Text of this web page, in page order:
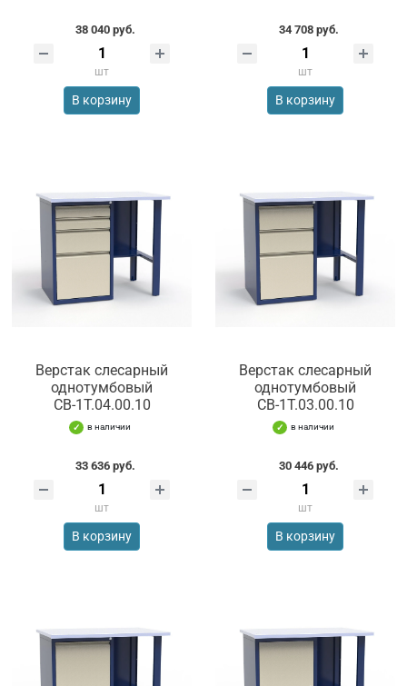
38 040 руб.
шт
В корзину
34 708 руб.
шт
В корзину
Верстак слесарный
однотумбовый
СВ-1Т.04.00.10
в наличии
33 636 руб.
шт
В корзину
Верстак слесарный
однотумбовый
СВ-1Т.03.00.10
в наличии
30 446 руб.
шт
В корзину